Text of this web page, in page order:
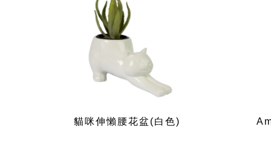
貓咪伸懶腰花盆(白色)